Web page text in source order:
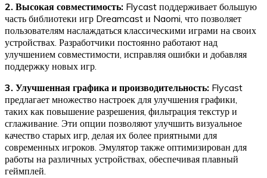
2. Высокая совместимость: Flycast поддерживает большую
часть библиотеки игр Dreamcast и Naomi, что позволяет
пользователям наслаждаться классическими играми на своих
устройствах. Разработчики постоянно работают над
улучшением совместимости, исправляя ошибки и добавляя
поддержку новых игр.
3. Улучшенная графика и производительность: Flycast
предлагает множество настроек для улучшения графики,
таких как повышение разрешения, фильтрация текстур и
сглаживание. Эти опции позволяют улучшить визуальное
качество старых игр, делая их более приятными для
современных игроков. Эмулятор также оптимизирован для
работы на различных устройствах, обеспечивая плавный
геймплей.